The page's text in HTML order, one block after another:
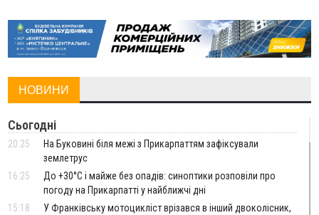
НОВИНИ
Сьогодні
20:25
На Буковині біля межі з Прикарпаттям зафіксували
землетрус
16:25
До +30°C і майже без опадів: синоптики розповіли про
погоду на Прикарпатті у найближчі дні
15:18
У Франківську мотоцикліст врізався в інший двоколісник,